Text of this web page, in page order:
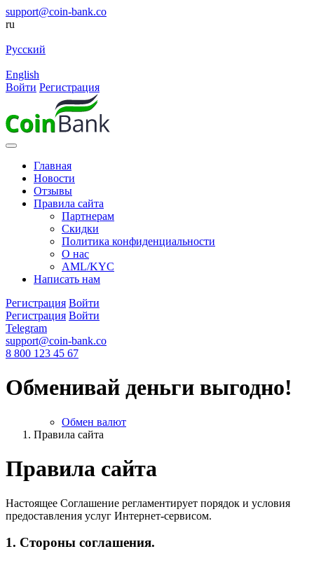
support@coin-bank.co
ru
Русский
English
Войти Регистрация
Главная
Новости
Отзывы
Правила сайта
Партнерам
Скидки
Политика конфиденциальности
О нас
AML/KYC
Написать нам
Регистрация Войти
Регистрация Войти
Telegram
support@coin-bank.co
8 800 123 45 67
Обменивай деньги выгодно!
Обмен валют
Правила сайта
Правила сайта
Настоящее Соглашение регламентирует порядок и условия
предоставления услуг Интернет-сервисом.
1. Стороны соглашения.